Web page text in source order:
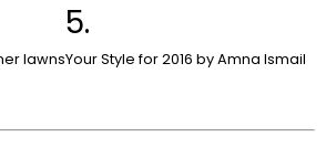
5.
Your Style for 2016 by Amna Ismail